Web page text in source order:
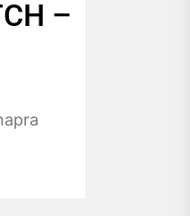
–